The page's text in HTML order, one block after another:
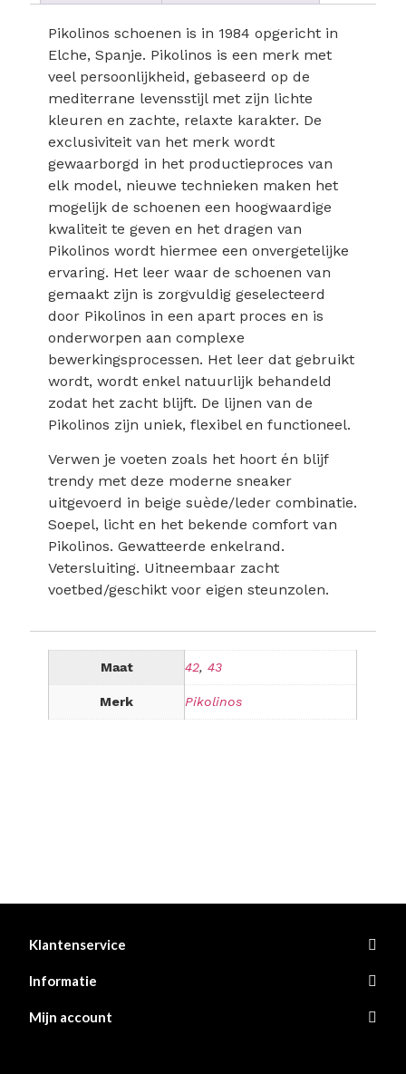
Pikolinos schoenen is in 1984 opgericht in
Elche, Spanje. Pikolinos is een merk met
veel persoonlijkheid, gebaseerd op de
mediterrane levensstijl met zijn lichte
kleuren en zachte, relaxte karakter. De
exclusiviteit van het merk wordt
gewaarborgd in het productieproces van
elk model, nieuwe technieken maken het
mogelijk de schoenen een hoogwaardige
kwaliteit te geven en het dragen van
Pikolinos wordt hiermee een onvergetelijke
ervaring. Het leer waar de schoenen van
gemaakt zijn is zorgvuldig geselecteerd
door Pikolinos in een apart proces en is
onderworpen aan complexe
bewerkingsprocessen. Het leer dat gebruikt
wordt, wordt enkel natuurlijk behandeld
zodat het zacht blijft. De lijnen van de
Pikolinos zijn uniek, flexibel en functioneel.
Verwen je voeten zoals het hoort én blijf
trendy met deze moderne sneaker
uitgevoerd in beige suède/leder combinatie.
Soepel, licht en het bekende comfort van
Pikolinos. Gewatteerde enkelrand.
Vetersluiting. Uitneembaar zacht
voetbed/geschikt voor eigen steunzolen.
Maat 42,43
Merk Pikolinos
Klantenservice
Informatie
Mijn account